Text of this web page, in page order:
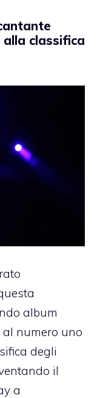
classifica
album
numero uno
degli
il
a